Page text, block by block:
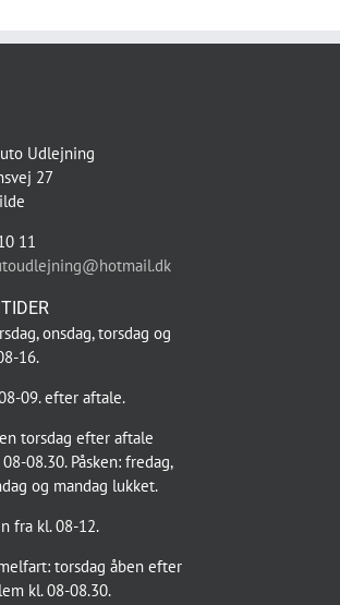
Udlejning
27
11
onsdag, torsdag og
16.
09. efter aftale.
torsdag efter aftale
08.30. Påsken: fredag,
og mandag lukket.
fra kl. 08-12.
torsdag åben efter
kl. 08-08.30.